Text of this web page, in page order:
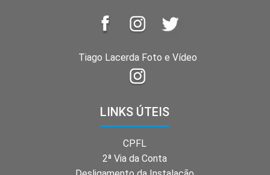
Tiago Lacerda Foto e Vídeo
LINKS ÚTEIS
CPFL
2ª Via da Conta